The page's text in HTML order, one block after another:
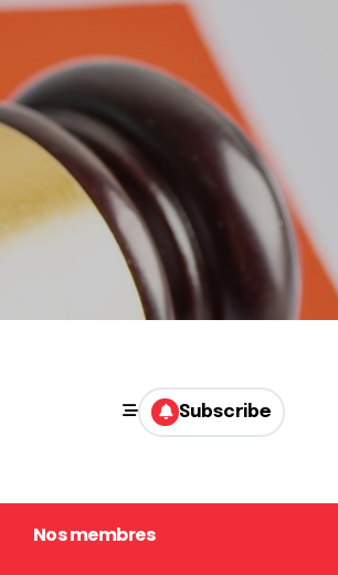
Subscribe
Nos membres